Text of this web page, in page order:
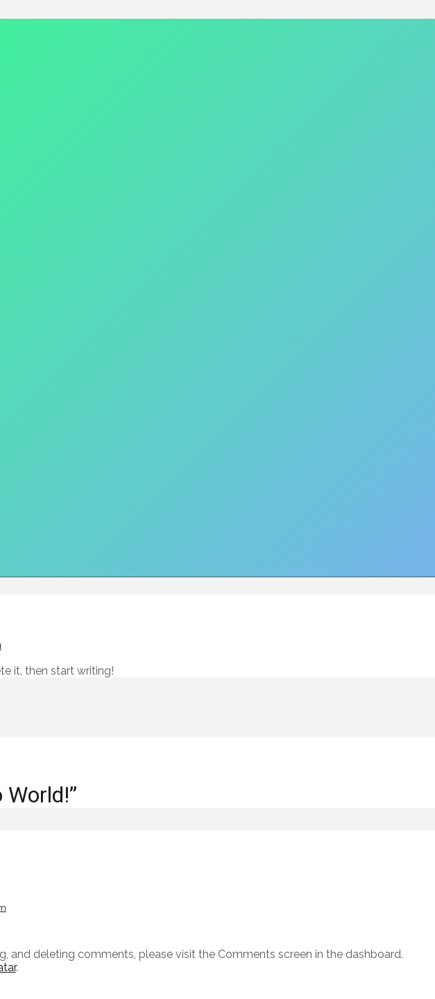
it, then start writing!
and deleting comments, please visit the Comments screen in the dashboard.
.